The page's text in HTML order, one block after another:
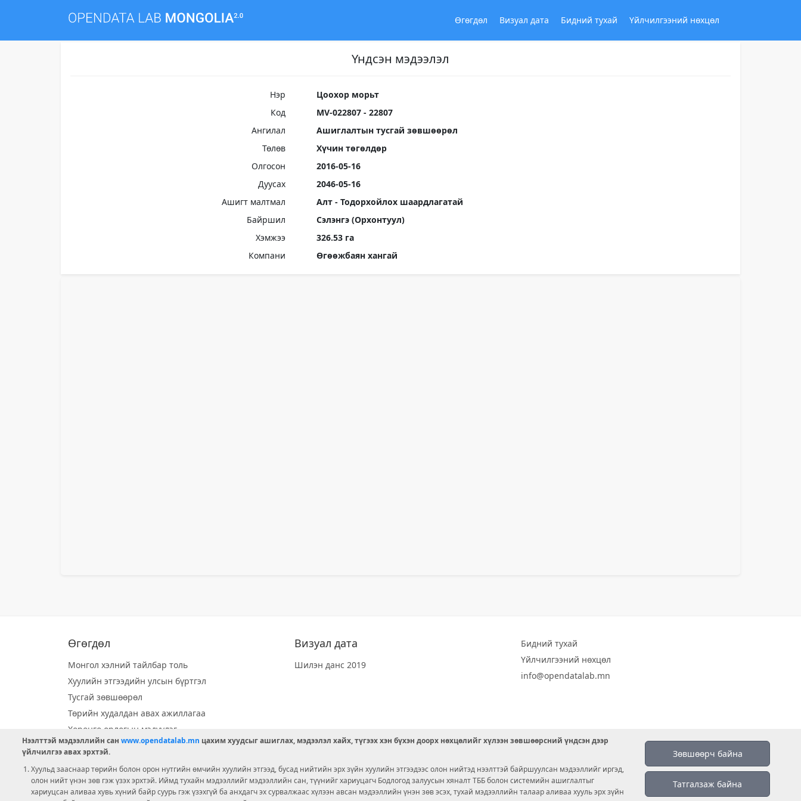
Өгөгдөл Визуал дата Бидний тухай Үйлчилгээний нөхцөл
Үндсэн мэдээлэл
Нэр
Цоохор морьт
Код
MV-022807 - 22807
Ангилал
Ашиглалтын тусгай зөвшөөрөл
Төлөв
Хүчин төгөлдөр
Олгосон
2016-05-16
Дуусах
2046-05-16
Ашигт малтмал
Алт - Тодорхойлох шаардлагатай
Байршил
Сэлэнгэ (Орхонтуул)
Хэмжээ
326.53 га
Компани
Өгөөжбаян хангай
Өгөгдөл
Монгол хэлний тайлбар толь
Хуулийн этгээдийн улсын бүртгэл
Тусгай зөвшөөрөл
Төрийн худалдан авах ажиллагаа
Хөрөнгө орлогын мэдүүлэг
Орон нутгийн хөгжлийн сан
Ээлжит сонгууль
Ашигт малтмал тусгай зөвшөөрөл
Визуал дата
Шилэн данс 2019
Бидний тухай
Үйлчилгээний нөхцөл
info@opendatalab.mn
Зөвшөөрч байна
Татгалзаж байна
Нээлттэй мэдээллийн сан www.opendatalab.mn цахим хуудсыг ашиглах, мэдээлэл хайх, түгээх хэн бүхэн доорх нөхцөлийг хүлээн зөвшөөрсний үндсэн дээр
үйлчилгээ авах эрхтэй.
Хуульд зааснаар төрийн болон орон нутгийн өмчийн хуулийн этгээд, бусад нийтийн эрх зүйн хуулийн этгээдээс олон нийтэд нээлттэй байршуулсан мэдээллийг иргэд,
олон нийт үнэн зөв гэж үзэх эрхтэй. Иймд тухайн мэдээллийг мэдээллийн сан, түүнийг хариуцагч Бодлогод залуусын хяналт ТББ болон системийн ашиглалтыг
хариуцсан аливаа хувь хүний байр суурь гэж үзэхгүй ба анхдагч эх сурвалжаас хүлээн авсан мэдээллийн үнэн зөв эсэх, тухай мэдээллийн талаар аливаа хууль эрх зүйн